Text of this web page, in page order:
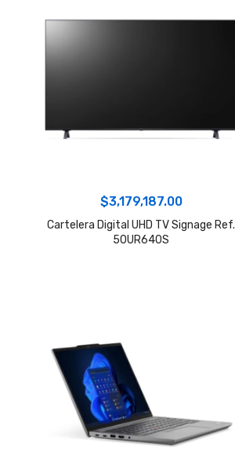
$3,179,187.00
Cartelera Digital UHD TV Signage Ref.
50UR640S